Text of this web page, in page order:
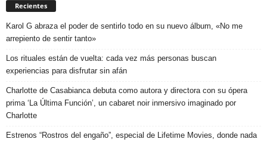
Recientes
Karol G abraza el poder de sentirlo todo en su nuevo álbum, «No me
arrepiento de sentir tanto»
Los rituales están de vuelta: cada vez más personas buscan
experiencias para disfrutar sin afán
Charlotte de Casabianca debuta como autora y directora con su ópera
prima ‘La Última Función’, un cabaret noir inmersivo imaginado por
Charlotte
Estrenos “Rostros del engaño”, especial de Lifetime Movies, donde nada